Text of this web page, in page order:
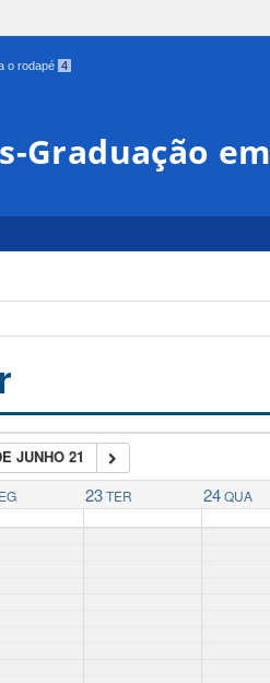
o rodapé 4
Graduação em
JUNHO 21
23 TER 24 QUA